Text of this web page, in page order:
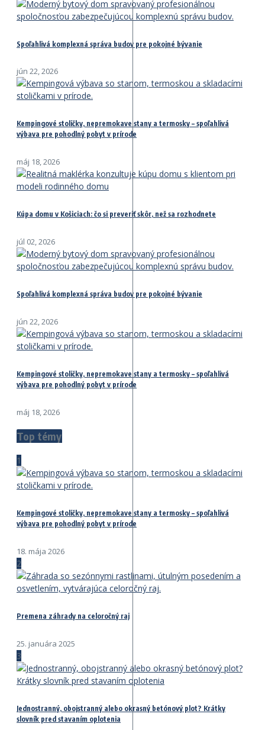
Spoľahlivá komplexná správa budov pre pokojné bývanie
jún 22, 2026
Kempingové stoličky, nepremokave stany a termosky – spoľahlivá
výbava pre pohodlný pobyt v prírode
máj 18, 2026
Kúpa domu v Košiciach: čo si preveriť skôr, než sa rozhodnete
júl 02, 2026
Spoľahlivá komplexná správa budov pre pokojné bývanie
jún 22, 2026
Kempingové stoličky, nepremokave stany a termosky – spoľahlivá
výbava pre pohodlný pobyt v prírode
máj 18, 2026
Top témy
1
Kempingové stoličky, nepremokave stany a termosky – spoľahlivá
výbava pre pohodlný pobyt v prírode
18. mája 2026
2
Premena záhrady na celoročný raj
25. januára 2025
3
Jednostranný, obojstranný alebo okrasný betónový plot? Krátky
slovník pred stavaním oplotenia